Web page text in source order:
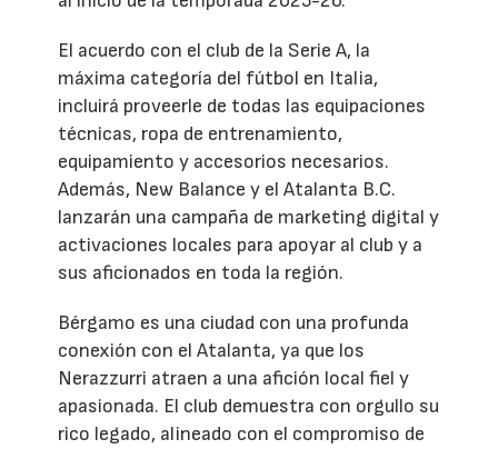
El acuerdo con el club de la Serie A, la
máxima categoría del fútbol en Italia,
incluirá proveerle de todas las equipaciones
técnicas, ropa de entrenamiento,
equipamiento y accesorios necesarios.
Además, New Balance y el Atalanta B.C.
lanzarán una campaña de marketing digital y
activaciones locales para apoyar al club y a
sus aficionados en toda la región.
Bérgamo es una ciudad con una profunda
conexión con el Atalanta, ya que los
Nerazzurri atraen a una afición local fiel y
apasionada. El club demuestra con orgullo su
rico legado, alineado con el compromiso de